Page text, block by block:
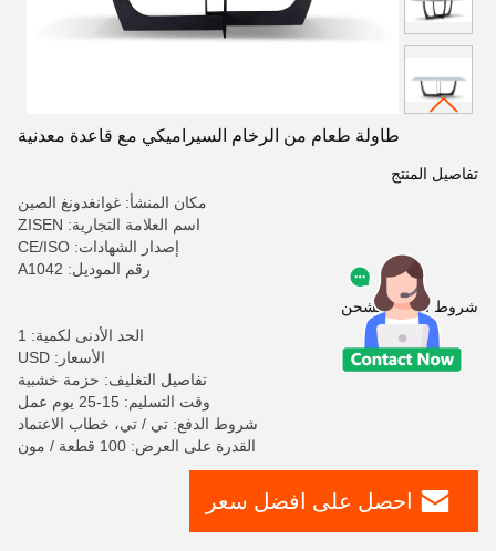
طاولة طعام من الرخام السيراميكي مع قاعدة معدنية
تفاصيل المنتج
مكان المنشأ: غوانغدونغ الصين
اسم العلامة التجارية: ZISEN
إصدار الشهادات: CE/ISO
رقم الموديل: A1042
شروط الدفع والشحن
الحد الأدنى لكمية: 1
الأسعار: USD
تفاصيل التغليف: حزمة خشبية
وقت التسليم: 15-25 يوم عمل
شروط الدفع: تي / تي، خطاب الاعتماد
القدرة على العرض: 100 قطعة / مون
احصل على افضل سعر